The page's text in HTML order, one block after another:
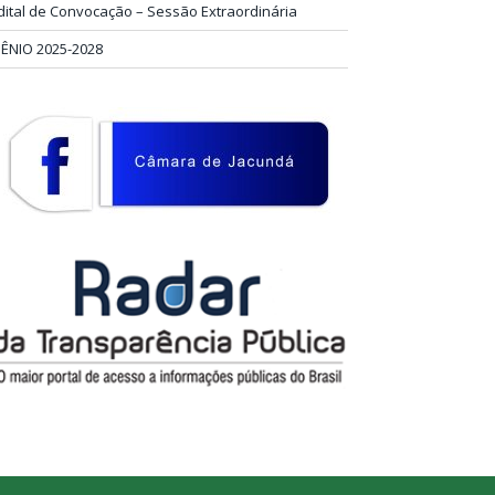
de Convocação – Sessão Extraordinária
2025-2028